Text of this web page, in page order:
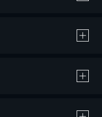
による作品の購入 / レンタルです。
ルは、20％のポイント還元です。